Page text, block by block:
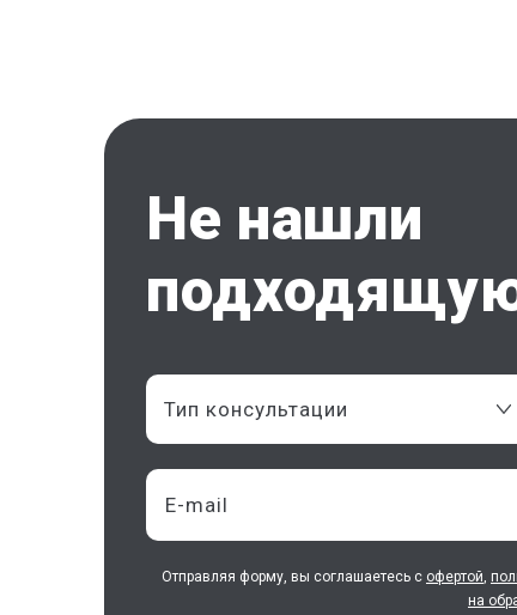
Не нашли
Тип консультации
Отправляя форму, вы соглашаетесь с офертой,
на